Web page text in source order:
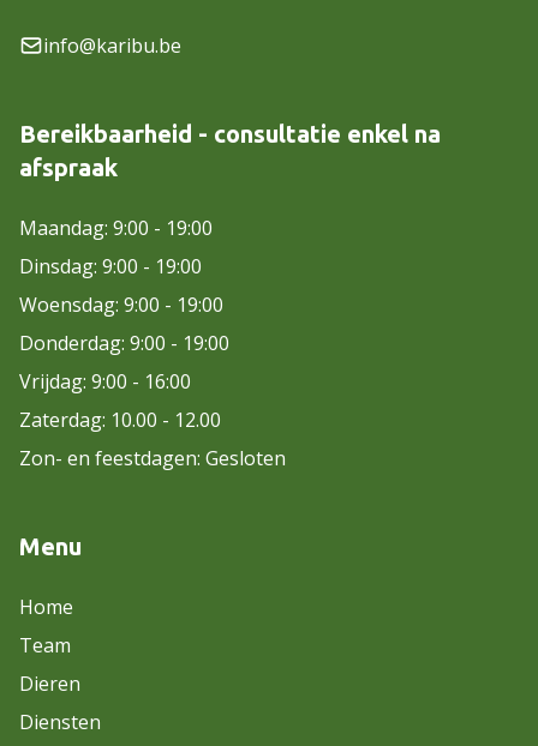
info@karibu.be
Bereikbaarheid - consultatie enkel na
afspraak
Maandag: 9:00 - 19:00
Dinsdag: 9:00 - 19:00
Woensdag: 9:00 - 19:00
Donderdag: 9:00 - 19:00
Vrijdag: 9:00 - 16:00
Zaterdag: 10.00 - 12.00
Zon- en feestdagen: Gesloten
Menu
Home
Team
Dieren
Diensten